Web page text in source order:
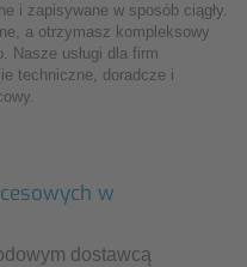
i zapisywane w sposób ciągły.
a otrzymasz kompleksowy
Nasze usługi dla firm
techniczne, doradcze i
w
dostawcą